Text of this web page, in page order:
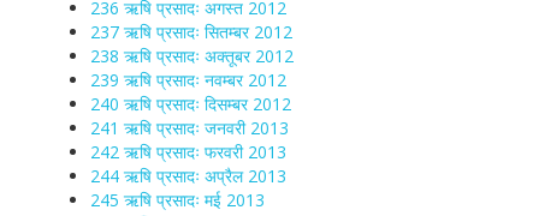
236 ऋषि प्रसादः अगस्त 2012
237 ऋषि प्रसादः सितम्बर 2012
238 ऋषि प्रसादः अक्तूबर 2012
239 ऋषि प्रसादः नवम्बर 2012
240 ऋषि प्रसादः दिसम्बर 2012
241 ऋषि प्रसादः जनवरी 2013
242 ऋषि प्रसादः फरवरी 2013
244 ऋषि प्रसादः अप्रैल 2013
245 ऋषि प्रसादः मई 2013